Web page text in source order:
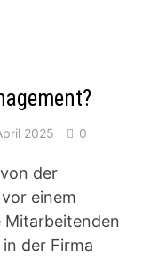
2025 0
der
einem
Mitarbeitenden
der Firma